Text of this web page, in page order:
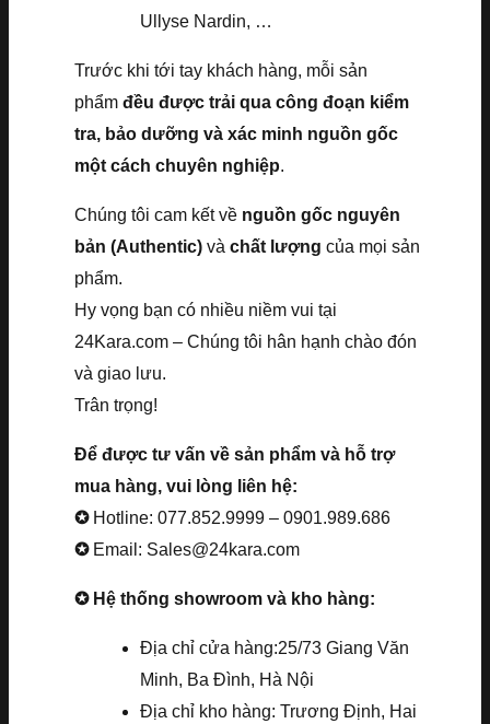
Ullyse Nardin, …
Trước khi tới tay khách hàng, mỗi sản
phẩm đều được trải qua công đoạn kiểm
tra, bảo dưỡng và xác minh nguồn gốc
một cách chuyên nghiệp.
Chúng tôi cam kết về nguồn gốc nguyên
bản (Authentic) và chất lượng của mọi sản
phẩm.
Hy vọng bạn có nhiều niềm vui tại
24Kara.com – Chúng tôi hân hạnh chào đón
và giao lưu.
Trân trọng!
Để được tư vấn về sản phẩm và hỗ trợ
mua hàng, vui lòng liên hệ:
✪ Hotline: 077.852.9999 – 0901.989.686
✪ Email: Sales@24kara.com
✪ Hệ thống showroom và kho hàng:
Địa chỉ cửa hàng:25/73 Giang Văn
Minh, Ba Đình, Hà Nội
Địa chỉ kho hàng: Trương Định, Hai